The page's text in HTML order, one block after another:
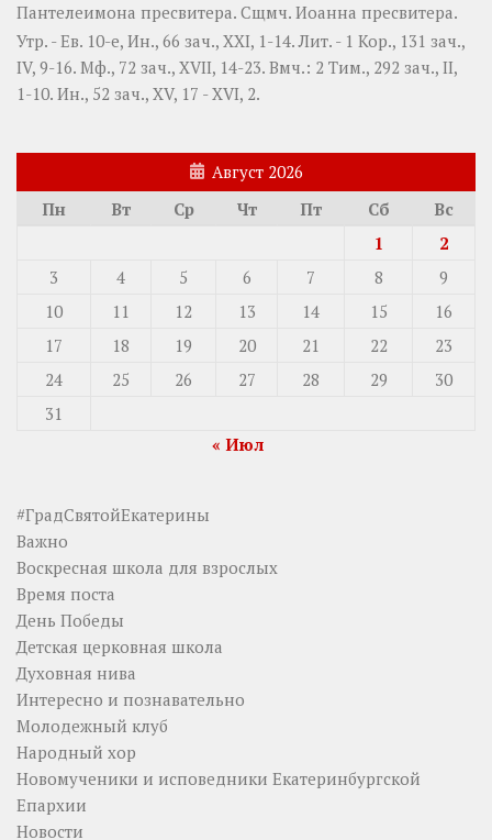
Пантелеимона пресвитера. Сщмч. Иоанна пресвитера.
Утр. - Ев. 10-е, Ин., 66 зач., XXI, 1-14.Лит. - 1 Кор., 131 зач.,
IV, 9-16. Мф., 72 зач., XVII, 14-23. Вмч.: 2 Тим., 292 зач., II,
1-10. Ин., 52 зач., XV, 17 - XVI, 2.
Август 2026
Пн
Вт Ср Чт Пт Сб
Вс
1
2
3
4 5 6 7 8
9
10
11 12 13 14 15
16
17
18 19 20 21 22
23
24
25 26 27 28 29
30
31
« Июл
#ГрадСвятойЕкатерины
Важно
Воскресная школа для взрослых
Время поста
День Победы
Детская церковная школа
Духовная нива
Интересно и познавательно
Молодежный клуб
Народный хор
Новомученики и исповедники Екатеринбургской
Епархии
Новости